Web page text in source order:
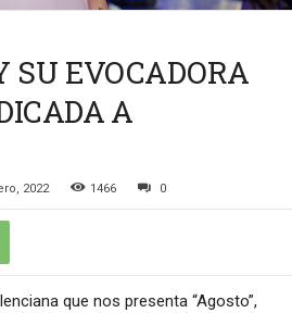
SU EVOCADORA
A
2022 1466 0
que nos presenta “Agosto”,